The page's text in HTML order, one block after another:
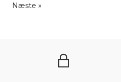
Næste »